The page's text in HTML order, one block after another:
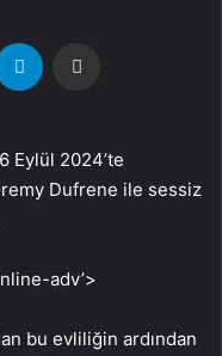
Eylül 2024’te
Dufrene ile sessiz
adv’>
bu evliliğin ardından